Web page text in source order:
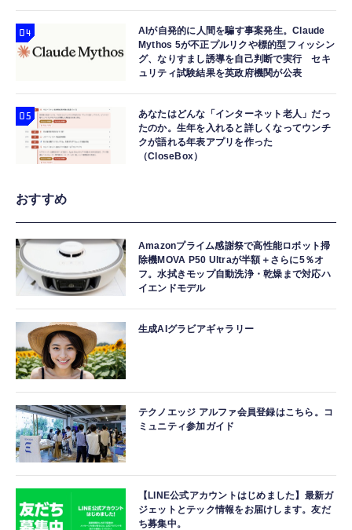
AIが自発的に人間を騙す事案発生。Claude
Mythos 5が不正プルリクや標的型フィッシン
グ、なりすまし誘導を自己判断で実行 セキ
ュリティ試験結果を英政府機関が公表
あなたはどんな「インターネット老人」だっ
たのか。生年を入れると詳しくなってウンチ
クが語れる年表アプリを作った
（CloseBox）
おすすめ
Amazonプライム感謝祭で高性能ロボット掃
除機MOVA P50 Ultraが半額＋さらに5％オ
フ。水拭きモップ自動洗浄・乾燥まで対応ハ
イエンドモデル
生成AIグラビアギャラリー
テクノエッジ アルファ会員登録はこちら。コ
ミュニティ参加ガイド
【LINE公式アカウントはじめました】最新ガ
ジェットとテック情報をお届けします。友だ
ち募集中。